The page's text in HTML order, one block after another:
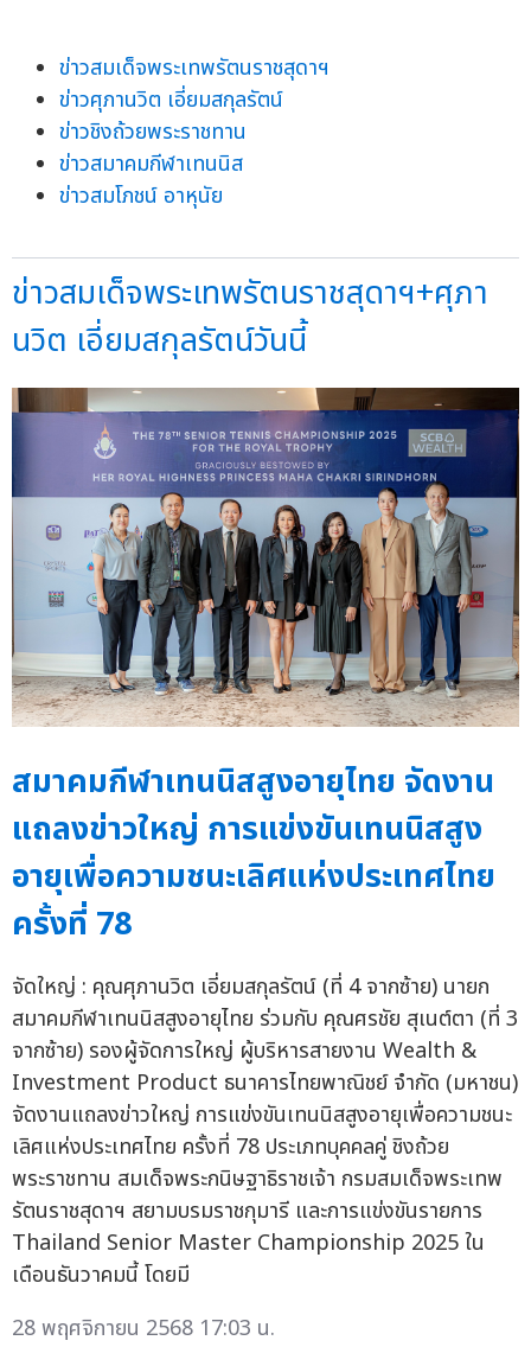
ข่าวสมเด็จพระเทพรัตนราชสุดาฯ
ข่าวศุภานวิต เอี่ยมสกุลรัตน์
ข่าวชิงถ้วยพระราชทาน
ข่าวสมาคมกีฬาเทนนิส
ข่าวสมโภชน์ อาหุนัย
ข่าวสมเด็จพระเทพรัตนราชสุดาฯ+ศุภา
นวิต เอี่ยมสกุลรัตน์วันนี้
สมาคมกีฬาเทนนิสสูงอายุไทย จัดงาน
แถลงข่าวใหญ่ การแข่งขันเทนนิสสูง
อายุเพื่อความชนะเลิศแห่งประเทศไทย
ครั้งที่ 78
จัดใหญ่ : คุณศุภานวิต เอี่ยมสกุลรัตน์ (ที่ 4 จากซ้าย) นายก
สมาคมกีฬาเทนนิสสูงอายุไทย ร่วมกับ คุณศรชัย สุเนต์ตา (ที่ 3
จากซ้าย) รองผู้จัดการใหญ่ ผู้บริหารสายงาน Wealth &
Investment Product ธนาคารไทยพาณิชย์ จำกัด (มหาชน)
จัดงานแถลงข่าวใหญ่ การแข่งขันเทนนิสสูงอายุเพื่อความชนะ
เลิศแห่งประเทศไทย ครั้งที่ 78 ประเภทบุคคลคู่ ชิงถ้วย
พระราชทาน สมเด็จพระกนิษฐาธิราชเจ้า กรมสมเด็จพระเทพ
รัตนราชสุดาฯ สยามบรมราชกุมารี และการแข่งขันรายการ
Thailand Senior Master Championship 2025 ใน
เดือนธันวาคมนี้ โดยมี
28 พฤศจิกายน 2568 17:03 น.